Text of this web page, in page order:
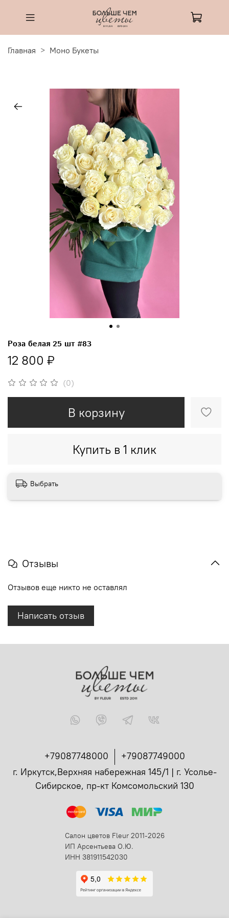
Главная Моно Букеты
(0)
Роза белая 25 шт #83
12 800 ₽
В корзину
Купить в 1 клик
Выбрать
Отзывы
Отзывов еще никто не оставлял
Написать отзыв
+79087748000
+79087749000
г. Иркутск,Верхняя набережная 145/1 | г. Усолье-
Сибирское, пр-кт Комсомольский 130
Салон цветов Fleur 2011-2026
ИП Арсентьева О.Ю.
ИНН 381911542030